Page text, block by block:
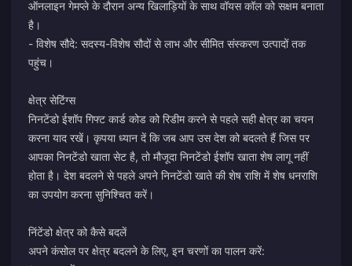
ऑनलाइन गेमप्ले के दौरान अन्य खिलाड़ियों के साथ वॉयस कॉल को सक्षम बनाता
है।
- विशेष सौदे: सदस्य-विशेष सौदों से लाभ और सीमित संस्करण उत्पादों तक
पहुंच।
क्षेत्र सेटिंग्स
निनटेंडो ईशॉप गिफ्ट कार्ड कोड को रिडीम करने से पहले सही क्षेत्र का चयन
करना याद रखें। कृपया ध्यान दें कि जब आप उस देश को बदलते हैं जिस पर
आपका निनटेंडो खाता सेट है, तो मौजूदा निनटेंडो ईशॉप खाता शेष लागू नहीं
होता है। देश बदलने से पहले अपने निनटेंडो खाते की शेष राशि में शेष धनराशि
का उपयोग करना सुनिश्चित करें।
निंटेंडो क्षेत्र को कैसे बदलें
अपने कंसोल पर क्षेत्र बदलने के लिए, इन चरणों का पालन करें: